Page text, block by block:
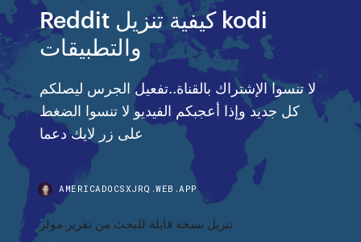
Reddit كيفية تنزيل kodi
والتطبيقات
لا تنسوا الإشتراك بالقناة..تفعيل الجرس ليصلكم
كل جديد وإذا أعجبكم الفيديو لا تنسوا الضغط
على زر لايك دعما
AMERICADOCSXJRQ.WEB.APP
تنزيل نسخة قابلة للبحث من تقرير مولر